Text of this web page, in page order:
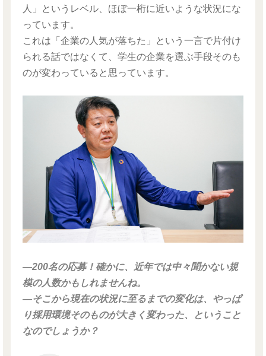
人」というレベル、ほぼ一桁に近いような状況にな
っています。
これは「企業の人気が落ちた」という一言で片付け
られる話ではなくて、学生の企業を選ぶ手段そのも
のが変わっていると思っています。
―200名の応募！確かに、近年では中々聞かない規
模の人数かもしれませんね。
―そこから現在の状況に至るまでの変化は、やっぱ
り採用環境そのものが大きく変わった、ということ
なのでしょうか？